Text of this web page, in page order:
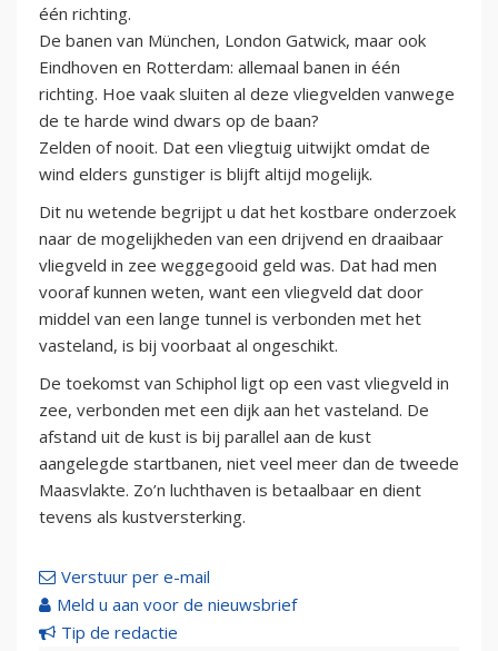
één richting.
De banen van München, London Gatwick, maar ook
Eindhoven en Rotterdam: allemaal banen in één
richting. Hoe vaak sluiten al deze vliegvelden vanwege
de te harde wind dwars op de baan?
Zelden of nooit. Dat een vliegtuig uitwijkt omdat de
wind elders gunstiger is blijft altijd mogelijk.
Dit nu wetende begrijpt u dat het kostbare onderzoek
naar de mogelijkheden van een drijvend en draaibaar
vliegveld in zee weggegooid geld was. Dat had men
vooraf kunnen weten, want een vliegveld dat door
middel van een lange tunnel is verbonden met het
vasteland, is bij voorbaat al ongeschikt.
De toekomst van Schiphol ligt op een vast vliegveld in
zee, verbonden met een dijk aan het vasteland. De
afstand uit de kust is bij parallel aan de kust
aangelegde startbanen, niet veel meer dan de tweede
Maasvlakte. Zo’n luchthaven is betaalbaar en dient
tevens als kustversterking.
Verstuur per e-mail
Meld u aan voor de nieuwsbrief
Tip de redactie